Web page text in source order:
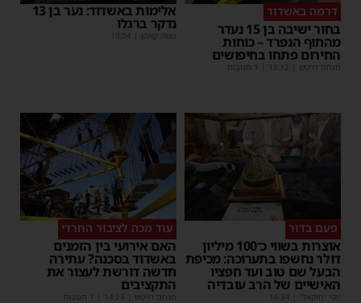
דרמה באשדוד
בחור ישיבה בן 15 נעדר
מהחוף הנפרד – כוחות
החירום פתחו בחיפושים
מנחם דויטש 18:32
אלימות באשדוד: נער בן 13
נדקר ברגלו
משה קאהן 18:04
פעם בדור
אוצרות בשווי כ־100 מיליון
דולר נחשפו בתערוכה: מכיפת
הבעל שם טוב ועד חפציו
האישיים של הרב עובדיה
יוסי יחזקאלי 16:34
עוד מכה לציבור החרדי
האם אירועי בין הזמנים
באשדוד בסכנה? עתירה
חדשה דורשת לעצור את
התקציבים
מנחם דויטש